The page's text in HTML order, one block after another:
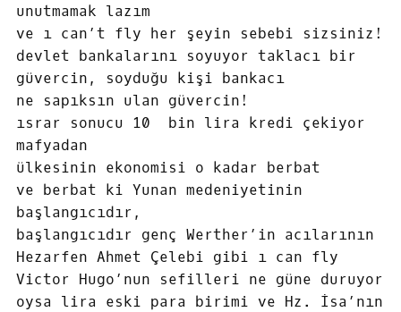
unutmamak lazım
ve ı can’t fly her şeyin sebebi sizsiniz!
devlet bankalarını soyuyor taklacı bir
güvercin, soyduğu kişi bankacı
ne sapıksın ulan güvercin!
ısrar sonucu 10 bin lira kredi çekiyor
mafyadan
ülkesinin ekonomisi o kadar berbat
ve berbat ki Yunan medeniyetinin
başlangıcıdır,
başlangıcıdır genç Werther’in acılarının
Hezarfen Ahmet Çelebi gibi ı can fly
Victor Hugo’nun sefilleri ne güne duruyor
oysa lira eski para birimi ve Hz. İsa’nın